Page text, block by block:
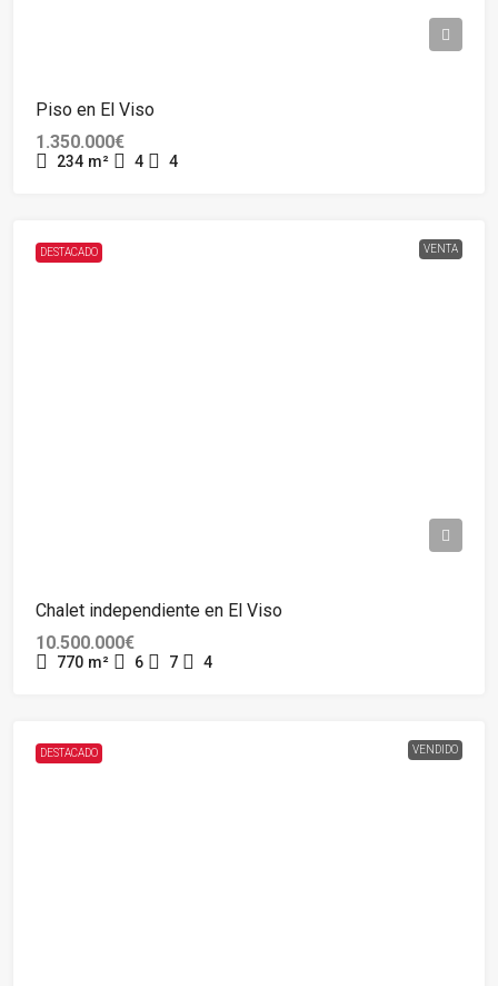
Piso en El Viso
1.350.000€
234 m² 4 4
DESTACADO VENTA
Chalet independiente en El Viso
10.500.000€
770 m² 6 7 4
DESTACADO VENDIDO